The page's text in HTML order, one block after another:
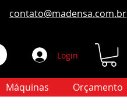
contato@madensa.com.br
Login
Máquinas Orçamento